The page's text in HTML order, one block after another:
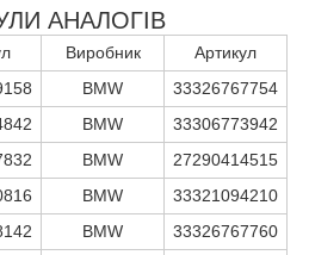
АНАЛОГІВ
Виробник
Артикул
BMW
33326767754
BMW
33306773942
BMW
27290414515
BMW
33321094210
BMW
33326767760